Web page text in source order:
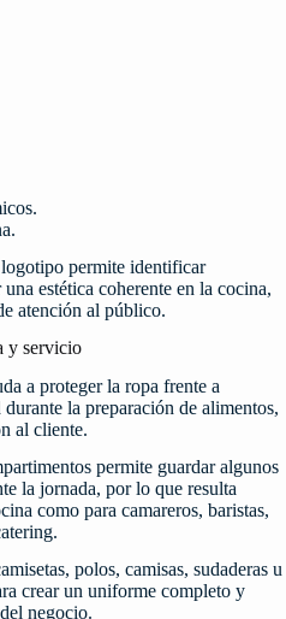
permite identificar
estética coherente en la cocina,
atención al público.
y servicio
a proteger la ropa frente a
la preparación de alimentos,
al cliente.
permite guardar algunos
la jornada, por lo que resulta
como para camareros, baristas,
polos, camisas, sudaderas u
crear un uniforme completo y
negocio.